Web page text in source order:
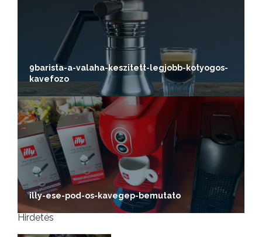
9barista-a-valaha-keszitett-legjobb-kotyogos-
kavefozo
illy-ese-pod-os-kavegep-bemutato
Hirdetés